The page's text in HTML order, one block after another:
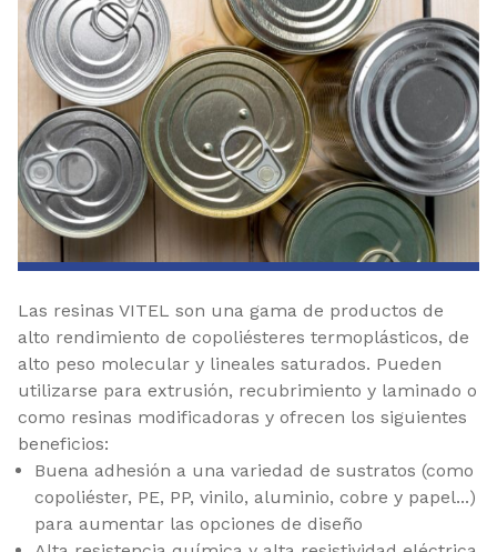
Las resinas VITEL son una gama de productos de
alto rendimiento de copoliésteres termoplásticos, de
alto peso molecular y lineales saturados. Pueden
utilizarse para extrusión, recubrimiento y laminado o
como resinas modificadoras y ofrecen los siguientes
beneficios:
Buena adhesión a una variedad de sustratos (como
copoliéster, PE, PP, vinilo, aluminio, cobre y papel...)
para aumentar las opciones de diseño